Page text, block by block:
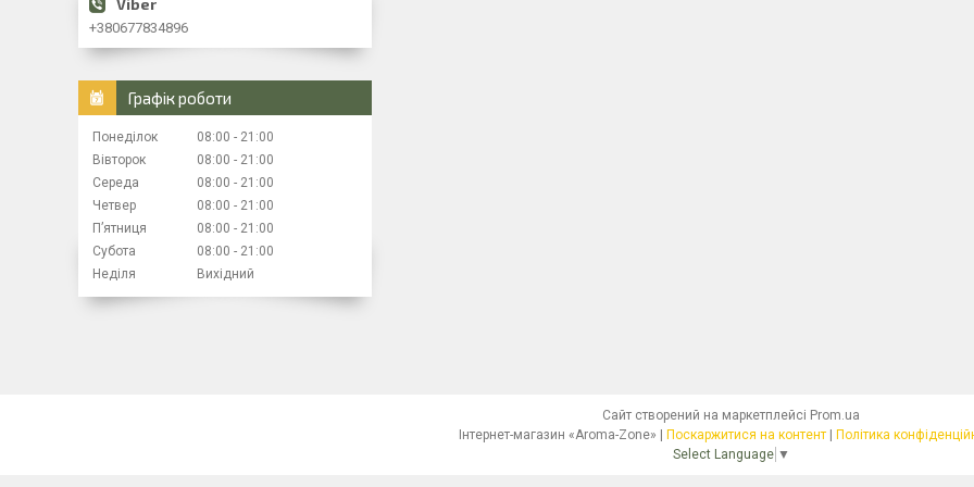
+380677834896
Графік роботи
Понеділок 08:00
21:00
Вівторок
08:00
21:00
Середа
08:00
21:00
Четвер
08:00
21:00
Пʼятниця
08:00
21:00
Субота
08:00
21:00
Неділя
Вихідний
Сайт створений на маркетплейсі Prom.ua
Інтернет-магазин «Aroma-Zone» | Поскаржитися на контент | Політика
Select Language ▼